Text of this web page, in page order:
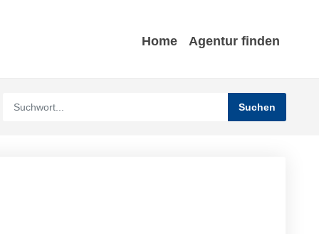
Home Agentur finden